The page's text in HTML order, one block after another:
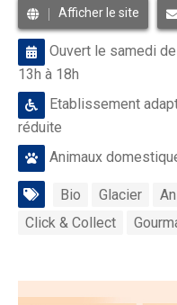
Afficher le site
Ouvert le samedi
13h à 18h
Etablissement
réduite
Animaux
Bio Glacier
Click & Collect